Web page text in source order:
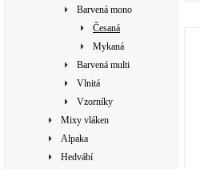
Barvená mono
Česaná
Mykaná
Barvená multi
Vlnitá
Vzorníky
Mixy vláken
Alpaka
Hedvábí